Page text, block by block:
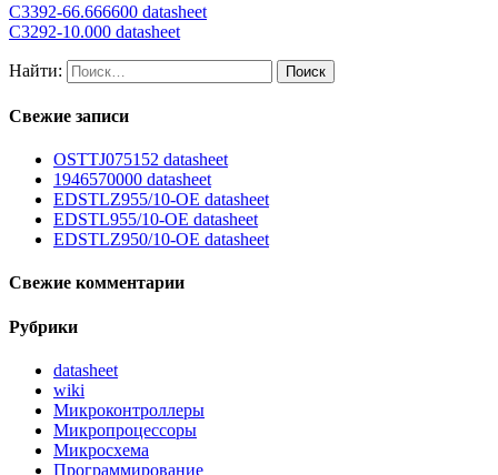
C3392-66.666600 datasheet
C3292-10.000 datasheet
Найти:
Свежие записи
OSTTJ075152 datasheet
1946570000 datasheet
EDSTLZ955/10-OE datasheet
EDSTL955/10-OE datasheet
EDSTLZ950/10-OE datasheet
Свежие комментарии
Рубрики
datasheet
wiki
Микроконтроллеры
Микропроцессоры
Микросхема
Программирование